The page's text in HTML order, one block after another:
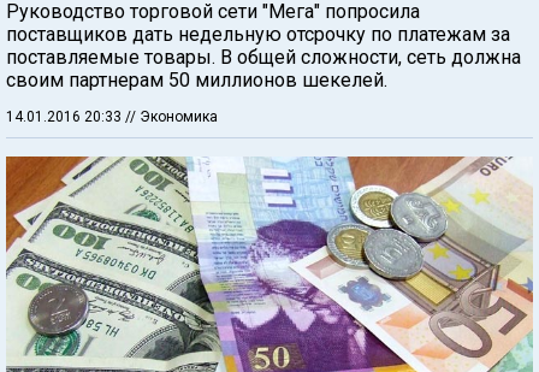
Руководство торговой сети "Мега" попросила
поставщиков дать недельную отсрочку по платежам за
поставляемые товары. В общей сложности, сеть должна
своим партнерам 50 миллионов шекелей.
14.01.2016 20:33 // Экономика